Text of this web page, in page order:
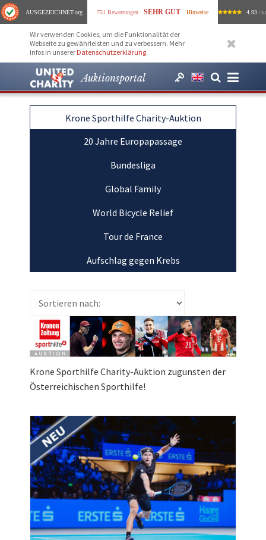
AUSGEZEICHNET.org 751 Bewertungen SEHR GUT Hinweise 4.93 /
Wir verwenden Cookies, um die Funktionalität der
Webseite zu gewährleisten und zu verbessern. Mehr
Infos in unserer Datenschutzerklärung.
Auktionsportal
Krone Sporthilfe Charity-Auktion
20 Jahre Europapassage
Bundesliga
Global Family
World Bicycle Relief
Tour de France
Aufschlag gegen Krebs
Krone Sporthilfe Charity-Auktion zugunsten der
Österreichischen Sporthilfe!